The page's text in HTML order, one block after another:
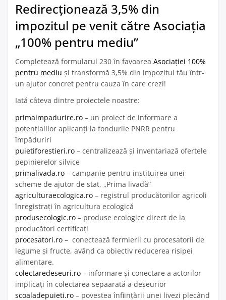
Redirecționează 3,5% din
impozitul pe venit către Asociația
„100% pentru mediu”
Completează formularul 230 în favoarea Asociației 100%
pentru mediu și transformă 3,5% din impozitul tău într-
un ajutor concret pentru cauza în care crezi!
Iată câteva dintre proiectele noastre:
primaimpadurire.ro – un proiect de informare a
potențialilor aplicanți la fondurile PNRR pentru
împăduriri
puietiforestieri.ro – centralizează și inventariază ofertele
pepinierelor silvice
primalivada.ro – campanie pentru instituirea unei
scheme de ajutor de stat, „Prima livadă”
agriculturaecologica.ro – registrul producătorilor agricoli
înregistrați în agricultura ecologică
produsecologic.ro – produse ecologice direct de la
producători certificați
procesatori.ro – conectează fermierii cu procesatorii de
legume și fructe, având ca obiectiv reducerea risipei
alimentare.
colectaredeseuri.ro – informare și conectare a actorilor
implicați în colectarea sepaarată a deșeurior
scoaladepuieti.ro – povestea înființării unei livezi plecând